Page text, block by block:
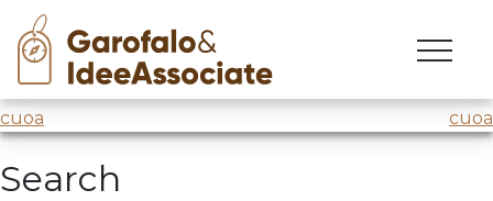
Skip
content
univr
Prima lezione@Università di Verona
Navigazione
articoli
cuoa cuoa
Search